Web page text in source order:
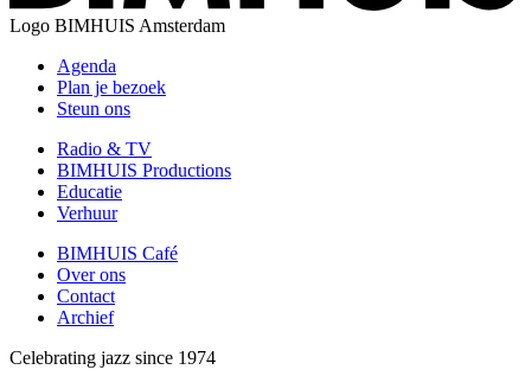
Logo BIMHUIS Amsterdam
Agenda
Plan je bezoek
Steun ons
Radio & TV
BIMHUIS Productions
Educatie
Verhuur
BIMHUIS Café
Over ons
Contact
Archief
Celebrating jazz since 1974